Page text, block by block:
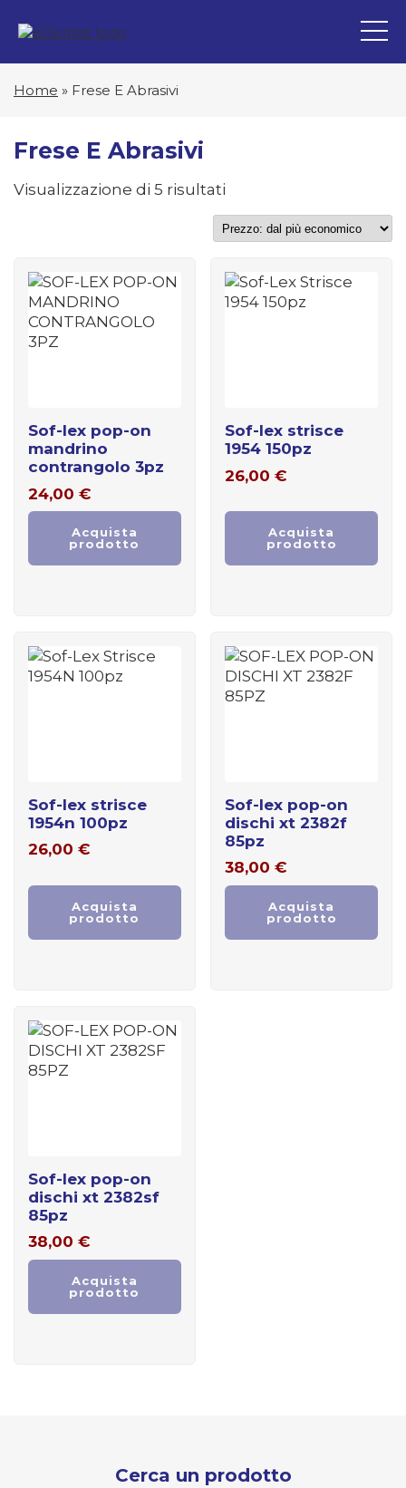
Home » Frese E Abrasivi
Frese E Abrasivi
Visualizzazione di 5 risultati
più
sof-lex pop-on
mandrino
contrangolo 3pz
24,00 €
Acquista
prodotto
sof-lex strisce
1954 150pz
26,00 €
Acquista
prodotto
sof-lex strisce
1954n 100pz
26,00 €
Acquista
prodotto
sof-lex pop-on
dischi xt 2382f
85pz
38,00 €
Acquista
prodotto
sof-lex pop-on
dischi xt 2382sf
85pz
38,00 €
Acquista
prodotto
Cerca un prodotto